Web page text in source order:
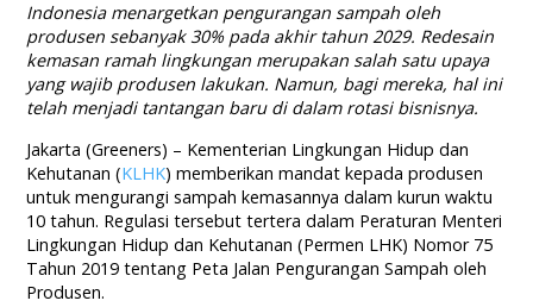
Indonesia menargetkan pengurangan sampah oleh
produsen sebanyak 30% pada akhir tahun 2029. Redesain
kemasan ramah lingkungan merupakan salah satu upaya
yang wajib produsen lakukan. Namun, bagi mereka, hal ini
telah menjadi tantangan baru di dalam rotasi bisnisnya.
Jakarta (Greeners) – Kementerian Lingkungan Hidup dan
Kehutanan (KLHK) memberikan mandat kepada produsen
untuk mengurangi sampah kemasannya dalam kurun waktu
10 tahun. Regulasi tersebut tertera dalam Peraturan Menteri
Lingkungan Hidup dan Kehutanan (Permen LHK) Nomor 75
Tahun 2019 tentang Peta Jalan Pengurangan Sampah oleh
Produsen.